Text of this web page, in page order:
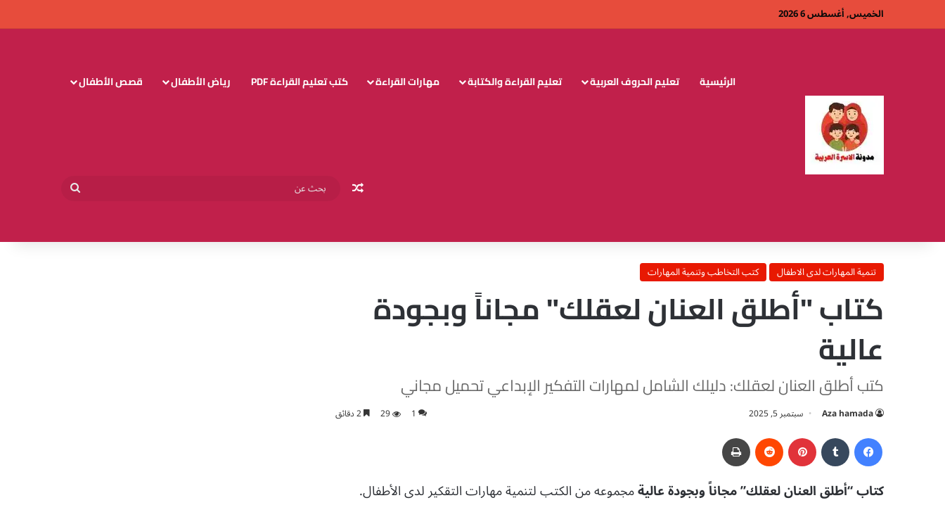
الخميس, أغسطس 6 2026
الرئيسية تعليم الحروف العربية تعليم القراءة والكتابة مهارات القراءة كتب تعليم القراءة PDF رياض الأطفال قصص الأطفال
مقال عشوائي
تنمية المهارات لدى الاطفال كتب التخاطب وتنمية المهارات
كتاب "أطلق العنان لعقلك" مجاناً وبجودة
عالية
كتب أطلق العنان لعقلك: دليلك الشامل لمهارات التفكير الإبداعي تحميل مجاني
Aza hamada سبتمبر 5, 2025 1
29
بينتيريست
كتاب “أطلق العنان لعقلك” مجاناً وبجودة عاليةمجموعه من الكتب لتنمية مهارات التقكير لدى الأطفال.